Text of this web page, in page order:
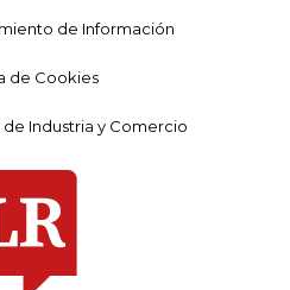
de Información
de Cookies
Industria y Comercio